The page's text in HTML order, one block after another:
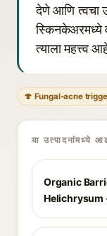
देणे आणि त्वचा
स्किनकेअरमध्ये
त्याला महत्त्व
🍄 Fungal-acne
या उत्पादनांमध्ये
Organic
Helichrysum